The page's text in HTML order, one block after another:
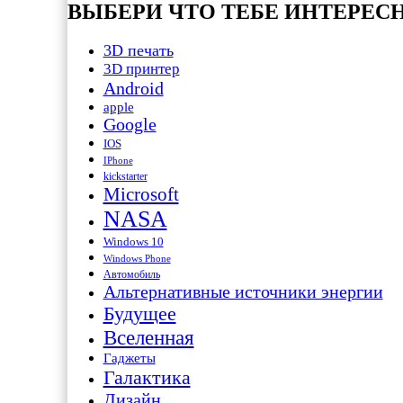
ВЫБЕРИ ЧТО ТЕБЕ
3D печать
3D принтер
Android
apple
Google
IOS
IPhone
kickstarter
Microsoft
NASA
Windows 10
Windows Phone
Автомобиль
Альтернативные источники энергии
Будущее
Вселенная
Гаджеты
Галактика